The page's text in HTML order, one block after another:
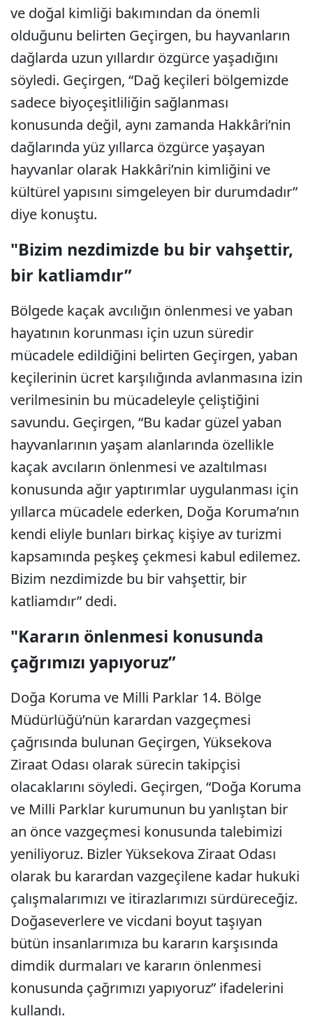
ve doğal kimliği bakımından da önemli
olduğunu belirten Geçirgen, bu hayvanların
dağlarda uzun yıllardır özgürce yaşadığını
söyledi. Geçirgen, “Dağ keçileri bölgemizde
sadece biyoçeşitliliğin sağlanması
konusunda değil, aynı zamanda Hakkâri’nin
dağlarında yüz yıllarca özgürce yaşayan
hayvanlar olarak Hakkâri’nin kimliğini ve
kültürel yapısını simgeleyen bir durumdadır”
diye konuştu.
"Bizim nezdimizde bu bir vahşettir,
bir katliamdır”
Bölgede kaçak avcılığın önlenmesi ve yaban
hayatının korunması için uzun süredir
mücadele edildiğini belirten Geçirgen, yaban
keçilerinin ücret karşılığında avlanmasına izin
verilmesinin bu mücadeleyle çeliştiğini
savundu. Geçirgen, “Bu kadar güzel yaban
hayvanlarının yaşam alanlarında özellikle
kaçak avcıların önlenmesi ve azaltılması
konusunda ağır yaptırımlar uygulanması için
yıllarca mücadele ederken, Doğa Koruma’nın
kendi eliyle bunları birkaç kişiye av turizmi
kapsamında peşkeş çekmesi kabul edilemez.
Bizim nezdimizde bu bir vahşettir, bir
katliamdır” dedi.
"Kararın önlenmesi konusunda
çağrımızı yapıyoruz”
Doğa Koruma ve Milli Parklar 14. Bölge
Müdürlüğü’nün karardan vazgeçmesi
çağrısında bulunan Geçirgen, Yüksekova
Ziraat Odası olarak sürecin takipçisi
olacaklarını söyledi. Geçirgen, “Doğa Koruma
ve Milli Parklar kurumunun bu yanlıştan bir
an önce vazgeçmesi konusunda talebimizi
yeniliyoruz. Bizler Yüksekova Ziraat Odası
olarak bu karardan vazgeçilene kadar hukuki
çalışmalarımızı ve itirazlarımızı sürdüreceğiz.
Doğaseverlere ve vicdani boyut taşıyan
bütün insanlarımıza bu kararın karşısında
dimdik durmaları ve kararın önlenmesi
konusunda çağrımızı yapıyoruz” ifadelerini
kullandı.